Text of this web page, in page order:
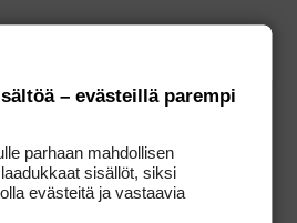
– evästeillä parempi
parhaan mahdollisen
sisällöt, siksi
evästeitä ja vastaavia